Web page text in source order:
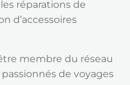
réparations de
d’accessoires
membre du réseau
de voyages